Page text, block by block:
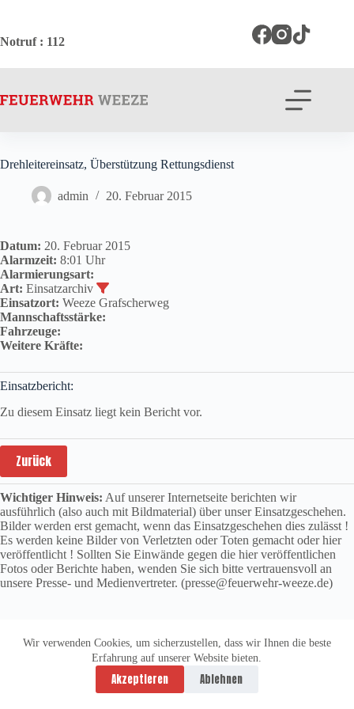
springen
Wir verwenden Cookies, um sicherzustellen, dass wir Ihnen die beste
Erfahrung auf unserer Website bieten.
Akzeptieren Ablehnen
Notruf: 112
Drehleitereinsatz, Überstützung Rettungsdienst
admin 20. Februar 2015
Datum: 20. Februar 2015
Alarmzeit: 8:01 Uhr
Alarmierungsart:
Art: Einsatzarchiv
Einsatzort: Weeze Grafscherweg
Mannschaftsstärke:
Fahrzeuge:
Weitere Kräfte:
Einsatzbericht:
Zu diesem Einsatz liegt kein Bericht vor.
Zurück
Wichtiger Hinweis: Auf unserer Internetseite berichten wir
ausführlich (also auch mit Bildmaterial) über unser Einsatzgeschehen.
Bilder werden erst gemacht, wenn das Einsatzgeschehen dies zulässt !
Es werden keine Bilder von Verletzten oder Toten gemacht oder hier
veröffentlicht ! Sollten Sie Einwände gegen die hier veröffentlichen
Fotos oder Berichte haben, wenden Sie sich bitte vertrauensvoll an
unsere Presse- und Medienvertreter. (presse@feuerwehr-weeze.de)
Datenschutzerklärung
Impressum
Copyright © 2026 -
vitolution